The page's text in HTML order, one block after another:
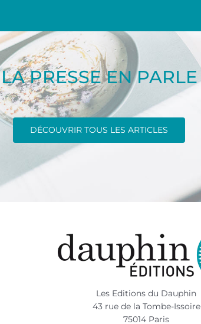
LA PRESSE EN PARLE
DÉCOUVRIR TOUS LES ARTICLES
Les Editions du Dauphin
43 rue de la Tombe-Issoire
75014 Paris